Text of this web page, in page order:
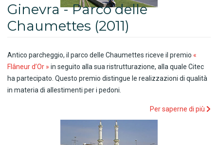
Ginevra - Parco delle
Chaumettes (2011)
Antico parcheggio, il parco delle Chaumettes riceve il premio «
Flâneur d’Or » in seguito alla sua ristrutturazione, alla quale Citec
ha partecipato. Questo premio distingue le realizzazioni di qualità
in materia di allestimenti per i pedoni.
Per saperne di più